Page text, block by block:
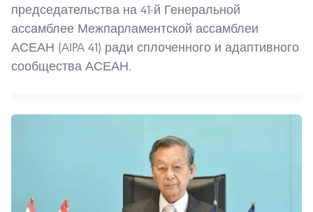
председательства на 41-й Генеральной
ассамблее Межпарламентской ассамблеи
АСЕАН (AIPA 41) ради сплоченного и адаптивного
сообщества АСЕАН.